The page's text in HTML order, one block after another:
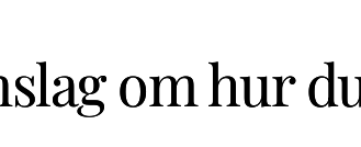
om hur